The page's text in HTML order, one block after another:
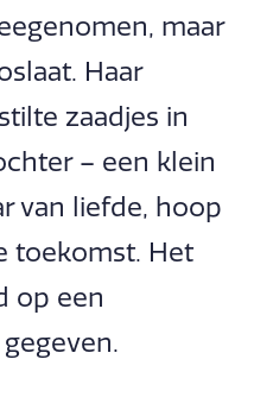
maar
Haar
zaadjes in
– een klein
van liefde, hoop
toekomst. Het
op een